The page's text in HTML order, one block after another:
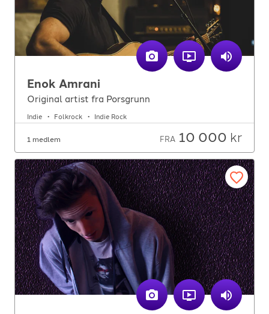
Enok Amrani
Original artist fra Porsgrunn
Indie Folkrock Indie Rock
1 medlem FRA 10 000 kr